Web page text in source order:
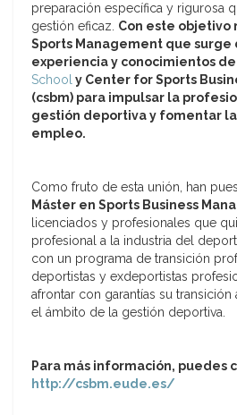
preparación específica y rigurosa
gestión eficaz. Con este objetivo
Sports Management que surge
experiencia y conocimientos de
Schooly Center for Sports
(csbm) para impulsar la
gestión deportiva y fomentar
empleo.
Como fruto de esta unión, han
Máster en Sports Business
licenciados y profesionales que
profesional a la industria del
con un programa de transición
deportistas y exdeportistas
afrontar con garantías su
el ámbito de la gestión deportiva.
Para más información, puedes
http://csbm.eude.es/